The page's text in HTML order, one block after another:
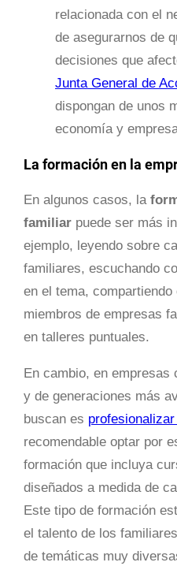
relacionada con el
de asegurarnos de
decisiones que
Junta General de
dispongan de unos
economía y
La formación en la
En algunos casos, la
familiar puede ser más
ejemplo, leyendo sobre
familiares, escuchando
en el tema,
miembros de empresas
en talleres puntuales.
En cambio, en empresas
y de generaciones más
buscan es
recomendable optar por
formación que incluya
diseñados a medida de
Este tipo de formación
el talento de los
de temáticas muy